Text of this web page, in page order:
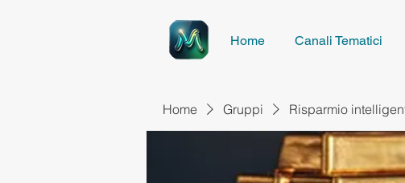
Home Canali Tematici
Home Gruppi Risparmio